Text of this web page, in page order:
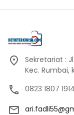
Sekretariat :
Kec. Rumbai,
0823 1807 1914